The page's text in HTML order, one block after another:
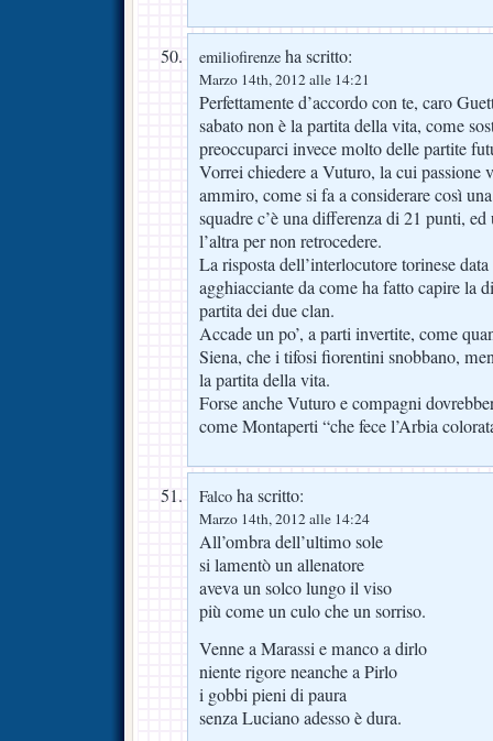
emiliofirenze ha scritto:
Marzo 14th, 2012 alle 14:21
Perfettamente d’accordo con te, caro
sabato non è la partita della vita, come
preoccuparci invece molto delle partite
Vorrei chiedere a Vuturo, la cui passione
ammiro, come si fa a considerare così
squadre c’è una differenza di 21 punti,
l’altra per non retrocedere.
La risposta dell’interlocutore torinese
agghiacciante da come ha fatto capire la
partita dei due clan.
Accade un po’, a parti invertite, come
Siena, che i tifosi fiorentini snobbano,
la partita della vita.
Forse anche Vuturo e compagni
come Montaperti “che fece l’Arbia
Falco ha scritto:
Marzo 14th, 2012 alle 14:24
All’ombra dell’ultimo sole
si lamentò un allenatore
aveva un solco lungo il viso
più come un culo che un sorriso.
Venne a Marassi e manco a dirlo
niente rigore neanche a Pirlo
i gobbi pieni di paura
senza Luciano adesso è dura.